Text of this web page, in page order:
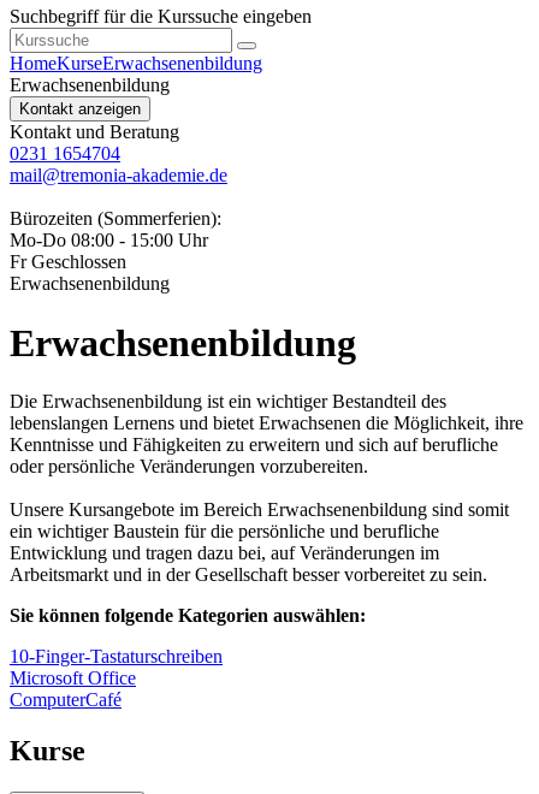
Suchbegriff für die Kurssuche eingeben
HomeKurseErwachsenenbildung
Erwachsenenbildung
Kontakt anzeigen
Kontakt und Beratung
0231 1654704
mail@tremonia-akademie.de
Bürozeiten (Sommerferien):
Mo-Do 08:00 - 15:00 Uhr
Fr Geschlossen
Erwachsenenbildung
Erwachsenenbildung
Die Erwachsenenbildung ist ein wichtiger Bestandteil des
lebenslangen Lernens und bietet Erwachsenen die Möglichkeit, ihre
Kenntnisse und Fähigkeiten zu erweitern und sich auf berufliche
oder persönliche Veränderungen vorzubereiten.
Unsere Kursangebote im Bereich Erwachsenenbildung sind somit
ein wichtiger Baustein für die persönliche und berufliche
Entwicklung und tragen dazu bei, auf Veränderungen im
Arbeitsmarkt und in der Gesellschaft besser vorbereitet zu sein.
Sie können folgende Kategorien auswählen:
10-Finger-Tastaturschreiben
Microsoft Office
ComputerCafé
Kurse